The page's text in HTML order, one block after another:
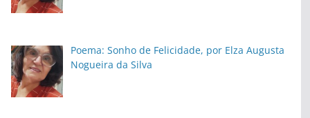
Poema: Sonho de Felicidade, por Elza Augusta
Nogueira da Silva